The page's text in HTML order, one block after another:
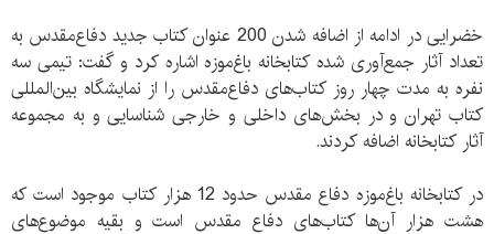
خضرایی در ادامه از اضافه شدن 200 عنوان کتاب جدید دفاع‌مقدس به
تعداد آثار جمع‌آوری شده کتابخانه باغ‌موزه اشاره کرد و گفت: تیمی سه
نفره به مدت چهار روز کتاب‌های دفاع‌مقدس را از نمایشگاه بین‌المللی
کتاب تهران و در بخش‌های داخلی و خارجی شناسایی و به مجموعه
آثار کتابخانه اضافه کردند.
در کتابخانه باغ‌موزه دفاع مقدس حدود 12 هزار کتاب موجود است که
هشت هزار آن‌ها کتاب‌های دفاع مقدس است و بقیه موضوع‌های